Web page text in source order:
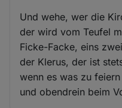
Und wehe, wer die
der wird vom Teufel
Ficke-Facke, eins
der Klerus, der ist
wenn es was zu
und obendrein beim